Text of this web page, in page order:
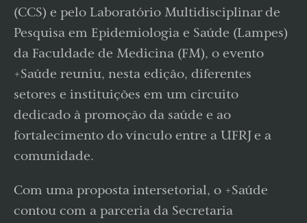
(CCS) e pelo Laboratório Multidisciplinar de
Pesquisa em Epidemiologia e Saúde (Lampes)
da Faculdade de Medicina (FM), o evento
+Saúde reuniu, nesta edição, diferentes
setores e instituições em um circuito
dedicado à promoção da saúde e ao
fortalecimento do vínculo entre a UFRJ e a
comunidade.
Com uma proposta intersetorial, o +Saúde
contou com a parceria da Secretaria